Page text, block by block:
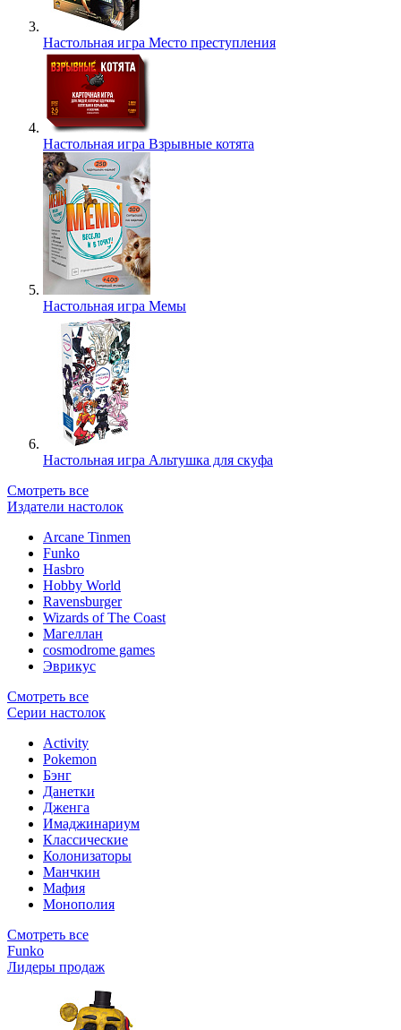
Настольная игра Место преступления
Настольная игра Взрывные котята
Настольная игра Мемы
Настольная игра Альтушка для скуфа
Смотреть все
Издатели настолок
Arcane Tinmen
Funko
Hasbro
Hobby World
Ravensburger
Wizards of The Coast
Магеллан
сosmodrome games
Эврикус
Смотреть все
Серии настолок
Activity
Pokemon
Бэнг
Данетки
Дженга
Имаджинариум
Классические
Колонизаторы
Манчкин
Мафия
Монополия
Смотреть все
Funko
Лидеры продаж